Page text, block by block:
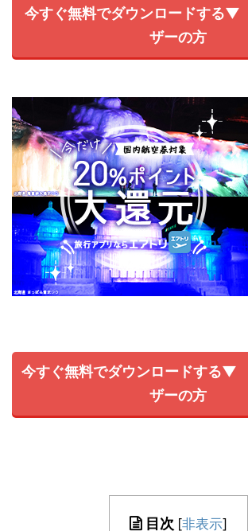
今すぐ無料でダウンロードする
ザーの方
今すぐ無料でダウンロードする
ザーの方
目次 [非表示]